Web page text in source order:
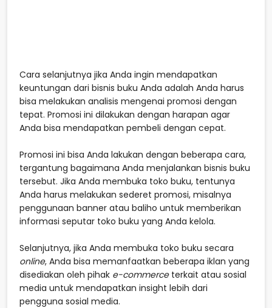
Cara selanjutnya jika Anda ingin mendapatkan
keuntungan dari bisnis buku Anda adalah Anda harus
bisa melakukan analisis mengenai promosi dengan
tepat. Promosi ini dilakukan dengan harapan agar
Anda bisa mendapatkan pembeli dengan cepat.
Promosi ini bisa Anda lakukan dengan beberapa cara,
tergantung bagaimana Anda menjalankan bisnis buku
tersebut. Jika Anda membuka toko buku, tentunya
Anda harus melakukan sederet promosi, misalnya
penggunaan banner atau baliho untuk memberikan
informasi seputar toko buku yang Anda kelola.
Selanjutnya, jika Anda membuka toko buku secara
online, Anda bisa memanfaatkan beberapa iklan yang
disediakan oleh pihak e-commerceterkait atau sosial
media untuk mendapatkan insight lebih dari
pengguna sosial media.